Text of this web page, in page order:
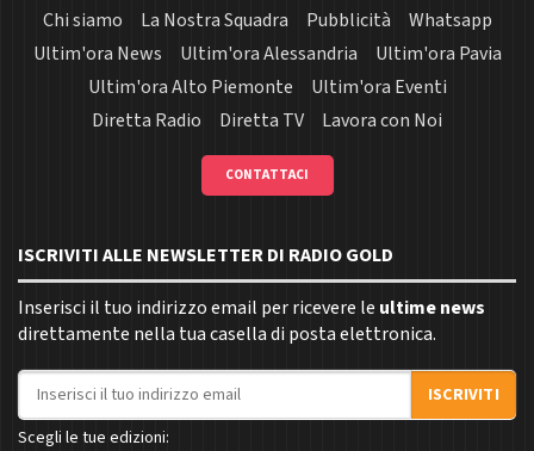
Chi siamo La Nostra Squadra Pubblicità
Whatsapp
Ultim'ora News
Ultim'ora Alessandria
Ultim'ora Pavia
Ultim'ora Alto Piemonte
Ultim'ora Eventi
Diretta Radio
Diretta TV Lavora con Noi
CONTATTACI
ISCRIVITI ALLE NEWSLETTER DI RADIO GOLD
Inserisci il tuo indirizzo email per ricevere le ultime news
direttamente nella tua casella di posta elettronica.
Indirizzo email
ISCRIVITI
Scegli le tue edizioni: